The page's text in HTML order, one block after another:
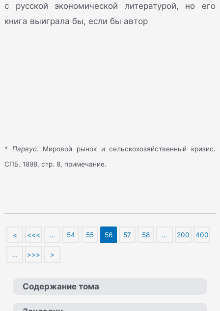
с русской экономической литературой, но его
книга выиграла бы, если бы автор
* Парвус.
Мировой рынок и сельскохозяйственный кризис.
СПБ. 1898, стр. 8, примечание.
< <<< … 54 55 56 57 58 … 200 400
… >>> >
Содержание тома